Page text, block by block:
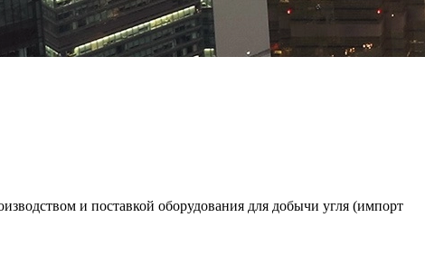
и поставкой оборудования для добычи угля (импорт